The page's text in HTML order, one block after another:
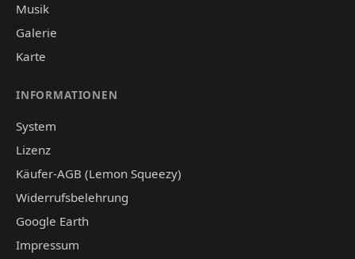
Musik
Galerie
Karte
INFORMATIONEN
System
Lizenz
Käufer-AGB (Lemon Squeezy)
Widerrufsbelehrung
Google Earth
Impressum